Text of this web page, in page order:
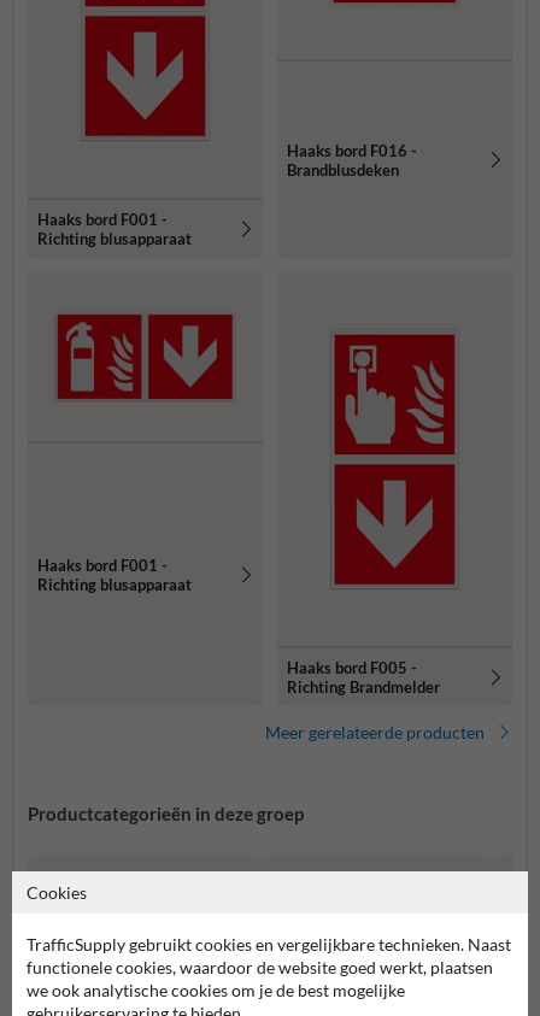
Haaks bord F001 -
Richting blusapparaat
Haaks bord F016 -
Brandblusdeken
Haaks bord F001 -
Richting blusapparaat
Haaks bord F005 -
Richting Brandmelder
Meer gerelateerde producten
Productcategorieën in deze groep
Cookies
TrafficSupply gebruikt cookies en vergelijkbare technieken. Naast
functionele cookies, waardoor de website goed werkt, plaatsen
we ook analytische cookies om je de best mogelijke